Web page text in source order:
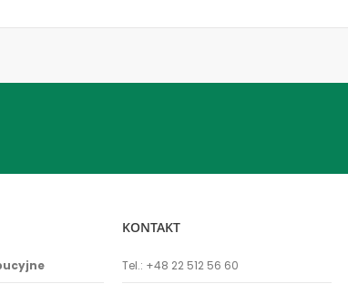
KONTAKT
Tel.: +48 22 512 56 60